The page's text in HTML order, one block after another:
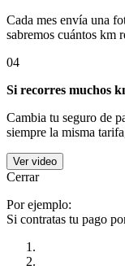
Cada mes envía una
sabremos cuántos km
04
Si recorres muchos
Cambia tu seguro de
siempre la misma
Ver video
Cerrar
Por ejemplo:
Si contratas tu pago